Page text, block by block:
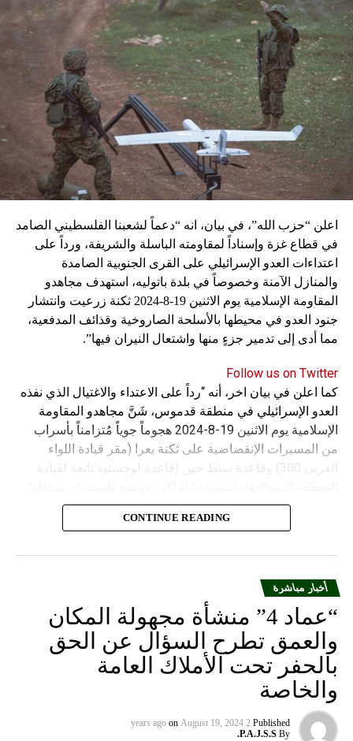
اعلن “حزب الله”، في بيان، انه “دعماً لشعبنا الفلسطيني الصامد
في قطاع غزة وإسناداً لمقاومته الباسلة ‌‏‌‏‌والشريفة، ورداً على
اعتداءات العدو الإسرائيلي على القرى الجنوبية الصامدة
والمنازل الآمنة وخصوصاً في بلدة باتوليه، استهدف مجاهدو
المقاومة الإسلامية يوم الاثنين 19-8-2024 ثكنة زرعيت وانتشار
جنود العدو في محيطها بالأسلحة الصاروخية وقذائف المدفعية،
مما أدى إلى تدمير جزءٍ منها واشتعال النيران فيها”.
Follow us on Twitter
كما اعلن في بيان اخر، أنه “رداً على الاعتداء والاغتيال الذي نفذه
العدو الإسرائيلي في منطقة قدموس، شَنَّ مجاهدو المقاومة
الإسلامية يوم الاثنين 19-8-2024 هجوماً جوياً مُتزامناً بأسراب
من المسيرات الإنقضاضية على ثكنة يعرا (مقر قيادة اللواء
الغربي 300) وقاعدة سنط جين (قاعدة لوجستية تابعة لقيادة
وجنودها وأصابت أهدافها بدقة وأوقعت فيهم عدداً من القتلى
CONTINUE READING
أخبار مباشرة
“عماد 4” منشأة مجهولة المكان
والعمق تطرح السؤال عن الحق
بالحفر تحت الأملاك العامة
والخاصة
Published
2 years ago
on August 19, 2024
By
P.A.J.S.S.